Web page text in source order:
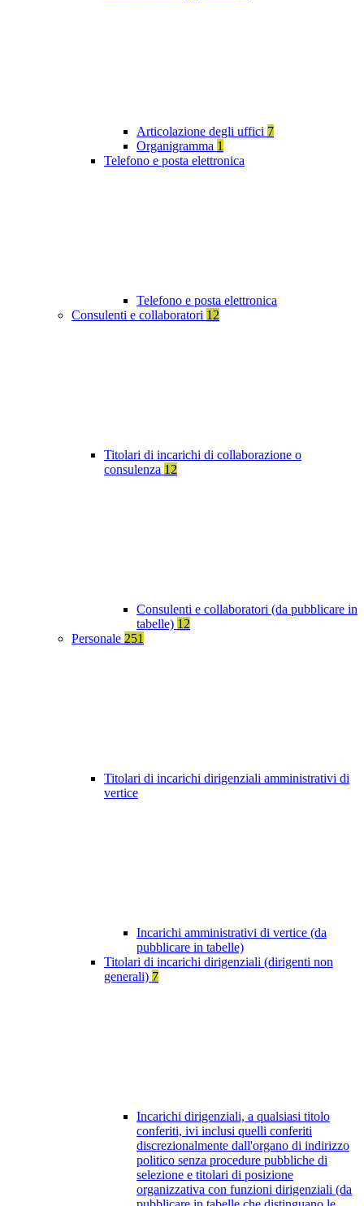
Articolazione degli uffici 7
Organigramma 1
Telefono e posta elettronica
Telefono e posta elettronica
Consulenti e collaboratori 12
Titolari di incarichi di collaborazione o
consulenza 12
Consulenti e collaboratori (da pubblicare in
tabelle) 12
Personale 251
Titolari di incarichi dirigenziali amministrativi di
vertice
Incarichi amministrativi di vertice (da
pubblicare in tabelle)
Titolari di incarichi dirigenziali (dirigenti non
generali) 7
Incarichi dirigenziali, a qualsiasi titolo
conferiti, ivi inclusi quelli conferiti
discrezionalmente dall'organo di indirizzo
politico senza procedure pubbliche di
selezione e titolari di posizione
organizzativa con funzioni dirigenziali (da